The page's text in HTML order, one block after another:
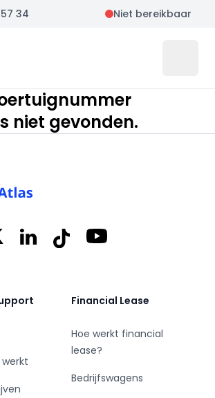
34 Niet bereikbaar
niet gevonden.
LinkedInTiktok YouTube
Financial Lease
Hoe werkt financial
lease?
Bedrijfswagens